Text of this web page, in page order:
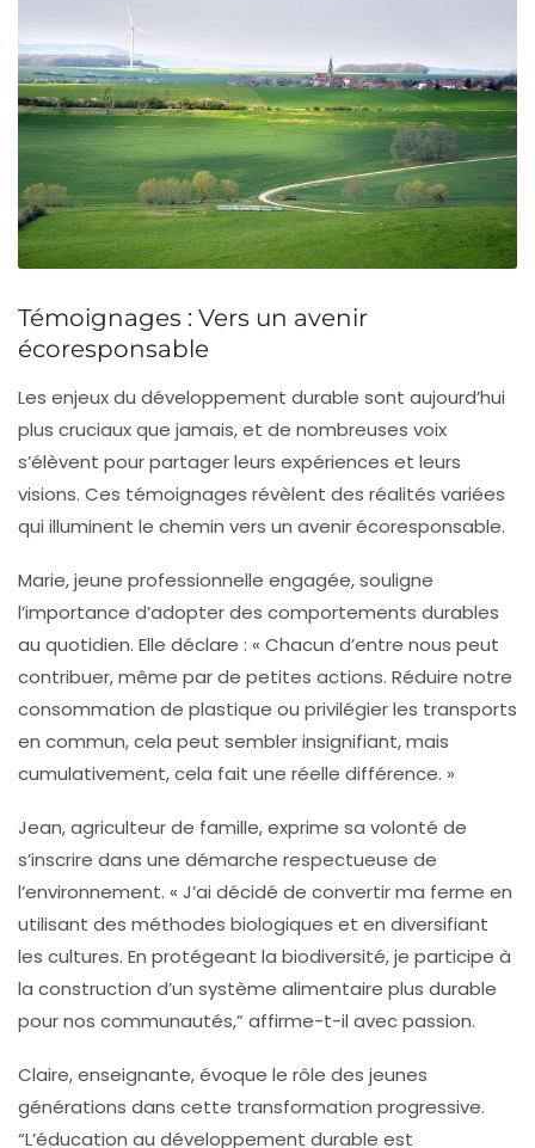
Témoignages : Vers un avenir
écoresponsable
Les enjeux du développement durable sont aujourd’hui
plus cruciaux que jamais, et de nombreuses voix
s’élèvent pour partager leurs expériences et leurs
visions. Ces témoignages révèlent des réalités variées
qui illuminent le chemin vers un avenirécoresponsable.
Marie, jeune professionnelle engagée, souligne
l’importance d’adopter des comportements durables
au quotidien. Elle déclare : « Chacun d’entre nous peut
contribuer, même par de petites actions. Réduire notre
consommation de plastique ou privilégier les transports
en commun, cela peut sembler insignifiant, mais
cumulativement, cela fait une réelle différence. »
Jean, agriculteur de famille, exprime sa volonté de
s’inscrire dans une démarche respectueuse de
l’environnement. « J’ai décidé de convertir ma ferme en
utilisant des méthodes biologiques et en diversifiant
les cultures. En protégeant la biodiversité, je participe à
la construction d’un système alimentaire plus durable
pour nos communautés,” affirme-t-il avec passion.
Claire, enseignante, évoque le rôle des jeunes
générations dans cette transformation progressive.
“L’éducation au développement durable est